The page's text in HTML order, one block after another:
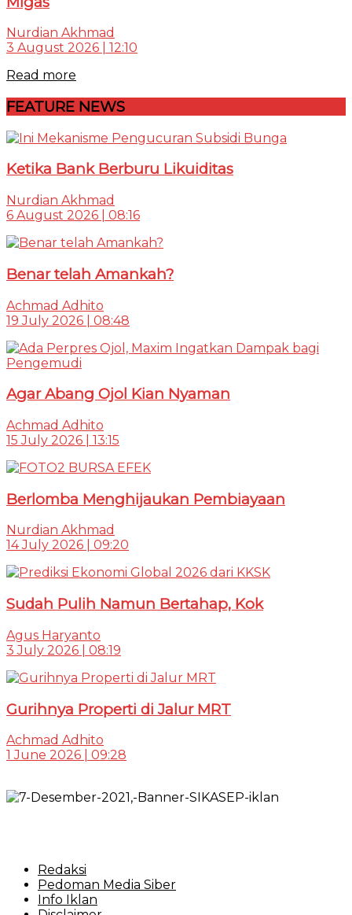
Nurdian Akhmad
3 August 2026 | 12:10
Read more
FEATURE NEWS
Ketika Bank Berburu Likuiditas
Nurdian Akhmad
6 August 2026 | 08:16
Benar telah Amankah?
Achmad Adhito
19 July 2026 | 08:48
Agar Abang Ojol Kian Nyaman
Achmad Adhito
15 July 2026 | 13:15
Berlomba Menghijaukan Pembiayaan
Nurdian Akhmad
14 July 2026 | 09:20
Sudah Pulih Namun Bertahap, Kok
Agus Haryanto
3 July 2026 | 08:19
Gurihnya Properti di Jalur MRT
Achmad Adhito
1 June 2026 | 09:28
Redaksi
Pedoman Media Siber
Info Iklan